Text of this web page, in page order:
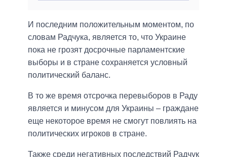
И последним положительным моментом, по
словам Радчука, является то, что Украине
пока не грозят досрочные парламентские
выборы и в стране сохраняется условный
политический баланс.
В то же время отсрочка перевыборов в Раду
является и минусом для Украины – граждане
еще некоторое время не смогут повлиять на
политических игроков в стране.
Также среди негативных последствий Радчук